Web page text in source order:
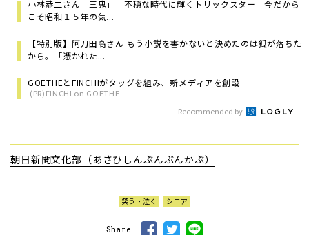
小林恭二さん「三鬼」 不穏な時代に輝くトリックスター 今だから
こそ昭和１５年の気...
【特別版】阿刀田高さん もう小説を書かないと決めたのは狐が落ちた
から。「憑かれた...
GOETHEとFINCHIがタッグを組み、新メディアを創設
(PR)FINCHI on GOETHE
Recommended by
朝日新聞文化部（あさひしんぶんぶんかぶ）
笑う・泣く シニア
Share